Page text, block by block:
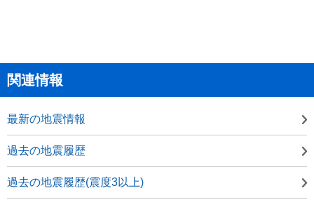
関連情報
最新の地震情報
過去の地震履歴
過去の地震履歴(震度3以上)